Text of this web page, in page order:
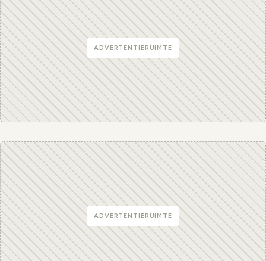
ADVERTENTIERUIMTE
ADVERTENTIERUIMTE